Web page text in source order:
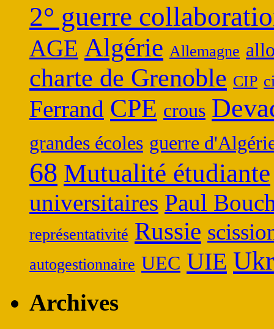
2° guerre
AGE Algérie Allemagne
charte de Grenoble CIP
Ferrand CPE crous
grandes écoles guerre
68 Mutualité étudiante
universitaires Paul
représentativité Russie
autogestionnaire UEC UIE
Archives